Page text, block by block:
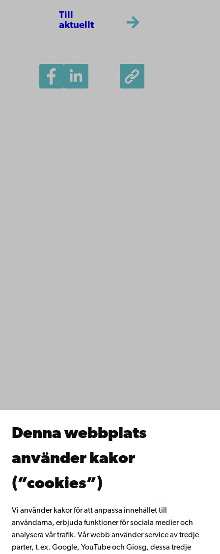
Denna webbplats
använder kakor
(”cookies”)
Vi använder kakor för att anpassa innehållet till
användarna, erbjuda funktioner för sociala medier och
analysera vår trafik. Vår webb använder service av tredje
parter, t.ex. Google, YouTube och Giosg, dessa tredje
Till
aktuellt
Samarbeta med oss
Kontinuerligt lärande
Gå med i Åbo Akademis alumnnätverk
Intranätet
Facebook InstagramYouTube LinkedIn Blog Snapchat